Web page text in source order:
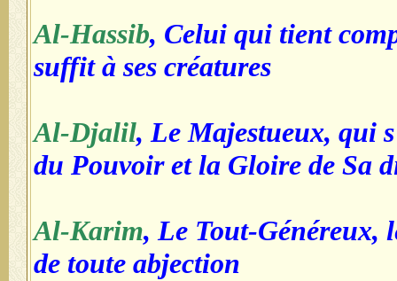
Al-Hassib, Celui qui tient
suffit à ses créatures
Al-Djalil, Le Majestueux, qui
du Pouvoir et la Gloire de Sa
Al-Karim, Le Tout-Généreux,
de toute abjection